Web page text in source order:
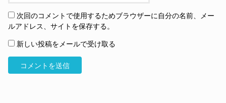
次回のコメントで使用するためブラウザーに自分の名前、メー
ルアドレス、サイトを保存する。
新しい投稿をメールで受け取る